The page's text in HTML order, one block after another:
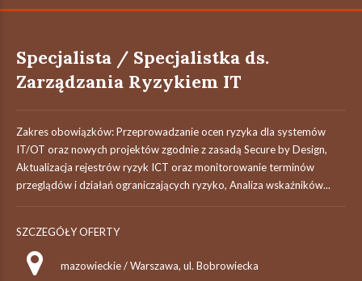
Specjalista / Specjalistka ds.
Zarządzania Ryzykiem IT
Zakres obowiązków: Przeprowadzanie ocen ryzyka dla systemów
IT/OT oraz nowych projektów zgodnie z zasadą Secure by Design,
Aktualizacja rejestrów ryzyk ICT oraz monitorowanie terminów
przeglądów i działań ograniczających ryzyko, Analiza wskaźników...
SZCZEGÓŁY OFERTY
mazowieckie / Warszawa, ul. Bobrowiecka